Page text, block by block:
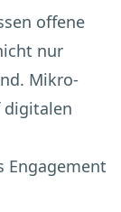
offene
nur
Mikro-
digitalen
Engagement